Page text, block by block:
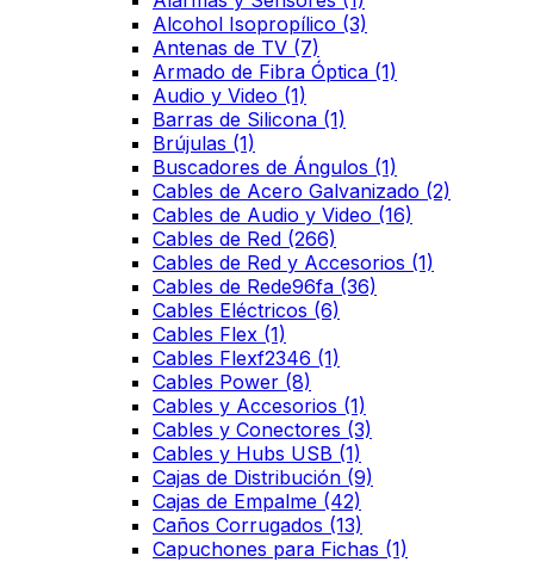
Alcohol Isopropílico (3)
Antenas de TV (7)
Armado de Fibra Óptica (1)
Audio y Video (1)
Barras de Silicona (1)
Brújulas (1)
Buscadores de Ángulos (1)
Cables de Acero Galvanizado (2)
Cables de Audio y Video (16)
Cables de Red (266)
Cables de Red y Accesorios (1)
Cables de Rede96fa (36)
Cables Eléctricos (6)
Cables Flex (1)
Cables Flexf2346 (1)
Cables Power (8)
Cables y Accesorios (1)
Cables y Conectores (3)
Cables y Hubs USB (1)
Cajas de Distribución (9)
Cajas de Empalme (42)
Caños Corrugados (13)
Capuchones para Fichas (1)